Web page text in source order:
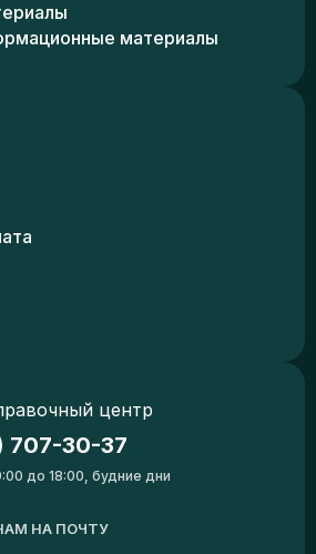
материалы
центр
707-30-37
до 18:00, будние дни
НА ПОЧТУ